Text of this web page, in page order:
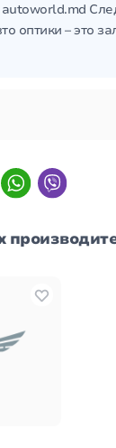
оптики – это